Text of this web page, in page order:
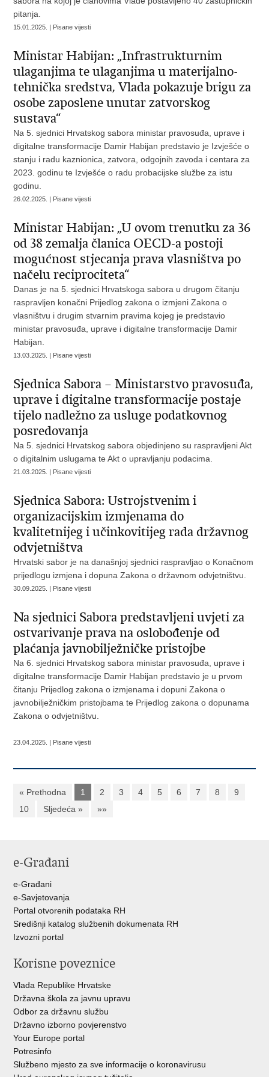
pitanja.
15.01.2025. | Pisane vijesti
Ministar Habijan: „Infrastrukturnim
ulaganjima te ulaganjima u materijalno-
tehnička sredstva, Vlada pokazuje brigu za
osobe zaposlene unutar zatvorskog
sustava“
Na 5. sjednici Hrvatskog sabora ministar pravosuđa, uprave i
digitalne transformacije Damir Habijan predstavio je Izvješće o
stanju i radu kaznionica, zatvora, odgojnih zavoda i centara za
2023. godinu te Izvješće o radu probacijske službe za istu
godinu.
26.02.2025. | Pisane vijesti
Ministar Habijan: „U ovom trenutku za 36
od 38 zemalja članica OECD-a postoji
mogućnost stjecanja prava vlasništva po
načelu reciprociteta“
Danas je na 5. sjednici Hrvatskoga sabora u drugom čitanju
raspravljen konačni Prijedlog zakona o izmjeni Zakona o
vlasništvu i drugim stvarnim pravima kojeg je predstavio
ministar pravosuđa, uprave i digitalne transformacije Damir
Habijan.
13.03.2025. | Pisane vijesti
Sjednica Sabora – Ministarstvo pravosuđa,
uprave i digitalne transformacije postaje
tijelo nadležno za usluge podatkovnog
posredovanja
Na 5. sjednici Hrvatskog sabora objedinjeno su raspravljeni Akt
o digitalnim uslugama te Akt o upravljanju podacima.
21.03.2025. | Pisane vijesti
Sjednica Sabora: Ustrojstvenim i
organizacijskim izmjenama do
kvalitetnijeg i učinkovitijeg rada državnog
odvjetništva
Hrvatski sabor je na današnjoj sjednici raspravljao o Konačnom
prijedlogu izmjena i dopuna Zakona o državnom odvjetništvu.
30.09.2025. | Pisane vijesti
Na sjednici Sabora predstavljeni uvjeti za
ostvarivanje prava na oslobođenje od
plaćanja javnobilježničke pristojbe
Na 6. sjednici Hrvatskog sabora ministar pravosuđa, uprave i
digitalne transformacije Damir Habijan predstavio je u prvom
čitanju Prijedlog zakona o izmjenama i dopuni Zakona o
javnobilježničkim pristojbama te Prijedlog zakona o dopunama
Zakona o odvjetništvu.
23.04.2025. | Pisane vijesti
« Prethodna 1 2 3 4 5 6 7 8
9
10
Sljedeća » »»
e-Građani
e-Građani
e-Savjetovanja
Portal otvorenih podataka RH
Središnji katalog službenih dokumenata RH
Izvozni portal
Korisne poveznice
Vlada Republike Hrvatske
Državna škola za javnu upravu
Odbor za državnu službu
Državno izborno povjerenstvo
Your Europe portal
Potresinfo
Službeno mjesto za sve informacije o koronavirusu